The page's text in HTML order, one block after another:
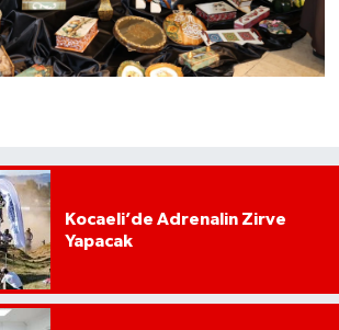
Kocaeli’de Adrenalin Zirve
Yapacak